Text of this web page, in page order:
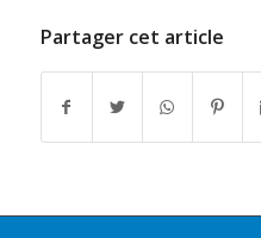
Partager cet article